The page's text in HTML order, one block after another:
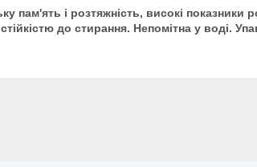
пам'ять і розтяжність, високі
до стирання. Непомітна у воді.